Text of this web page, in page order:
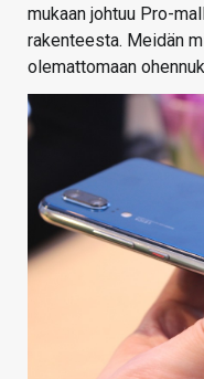
mukaan johtuu Pro-
rakenteesta. Meidän
olemattomaan